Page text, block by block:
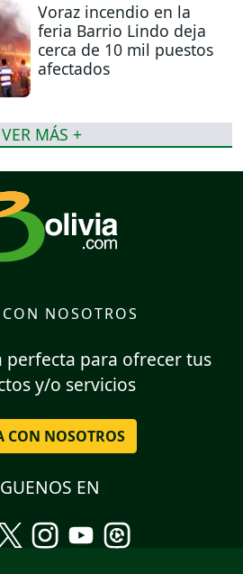
Voraz incendio en la
feria Barrio Lindo deja
cerca de 10 mil puestos
afectados
VER MÁS +
NOSOTROS
perfecta para ofrecer tus
y/o servicios
CON NOSOTROS
EN